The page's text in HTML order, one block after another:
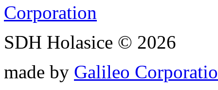
SDH Holasice © 2026
made by Galileo